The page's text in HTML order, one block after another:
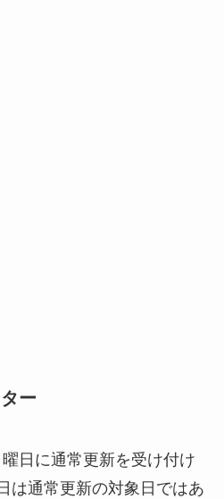
ー
日に通常更新を受け付け
は通常更新の対象日ではあ